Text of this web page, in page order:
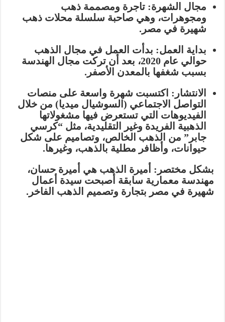
مجال الشهرة: تاجرة ومصممة ذهب
ومجوهرات، وهي صاحبة سلسلة محلات ذهب
شهيرة في مصر.
بداية العمل: بدأت العمل في مجال الذهب
حوالي عام 2020، بعد أن تركت مجال الهندسة
بسبب شغفها بالمعدن الأصفر.
الانتشار: اكتسبت شهرة واسعة على منصات
التواصل الاجتماعي (السوشيال ميديا) من خلال
الفيديوهات التي تستعرض فيها مشغولاتها
الذهبية الفريدة وغير التقليدية، مثل “كرسي
جابر” من الذهب الخالص، وتصاميم على شكل
حيوانات، وأظافر مطلية بالذهب، وغيرها.
بشكل مختصر: أميرة الذهب هي أميرة حسان،
مهندسة معمارية سابقة أصبحت سيدة أعمال
شهيرة في مصر بتجارة وتصميم الذهب الفاخر.